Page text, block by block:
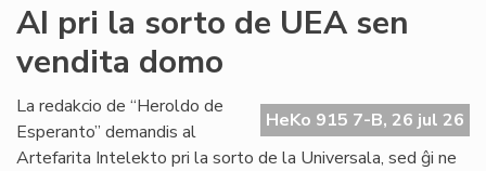
AI pri la sorto de UEA sen
vendita domo
HeKo 915 7-B, 26 jul 26
La redakcio de “Heroldo de
Esperanto” demandis al
Artefarita Intelekto pri la sorto de la Universala, sed ĝi ne